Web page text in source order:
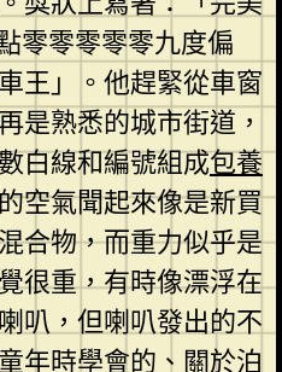
零零零零九度偏
王」。他趕緊從車窗
是熟悉的城市街道，
白線和編號組成包養
空氣聞起來像是新買
合物，而重力似乎是
很重，有時像漂浮在
叭，但喇叭發出的不
年時學會的、關於泊